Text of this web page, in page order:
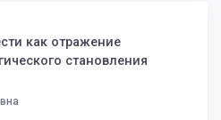
как отражение
становления